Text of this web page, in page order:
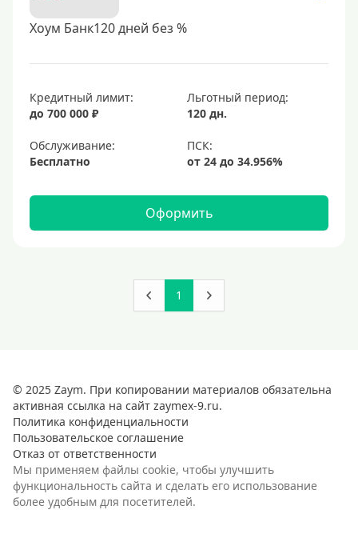
Хоум Банк120 дней без %
Кредитный лимит:
до 700 000 ₽
Льготный период:
120 дн.
Обслуживание:
Бесплатно
Оформить
1
© 2025 Zaym. При копировании материалов обязательна
активная ссылка на сайт zaymex-9.ru.
Политика конфиденциальности
Пользовательское соглашение
Отказ от ответственности
Мы применяем файлы cookie, чтобы улучшить
функциональность сайта и сделать его использование
более удобным для посетителей.